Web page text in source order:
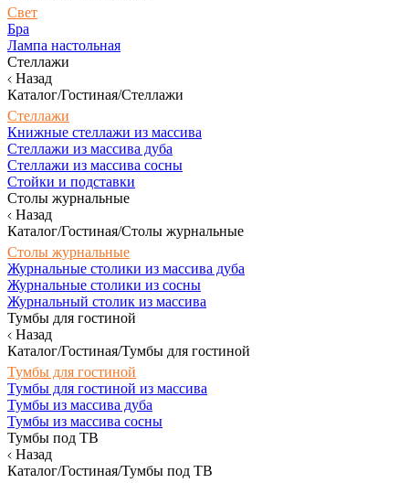
Свет
Бра
Лампа настольная
Стеллажи
Назад
Каталог/Гостиная/Стеллажи
Стеллажи
Книжные стеллажи из массива
Стеллажи из массива дуба
Стеллажи из массива сосны
Стойки и подставки
Столы журнальные
Назад
Каталог/Гостиная/Столы журнальные
Столы журнальные
Журнальные столики из массива дуба
Журнальные столики из сосны
Журнальный столик из массива
Тумбы для гостиной
Назад
Каталог/Гостиная/Тумбы для гостиной
Тумбы для гостиной
Тумбы для гостиной из массива
Тумбы из массива дуба
Тумбы из массива сосны
Тумбы под ТВ
Назад
Каталог/Гостиная/Тумбы под ТВ